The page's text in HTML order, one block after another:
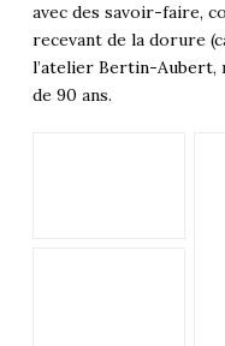
avec des savoir-faire,
recevant de la dorure
l’atelier Bertin-Aubert,
de 90 ans.